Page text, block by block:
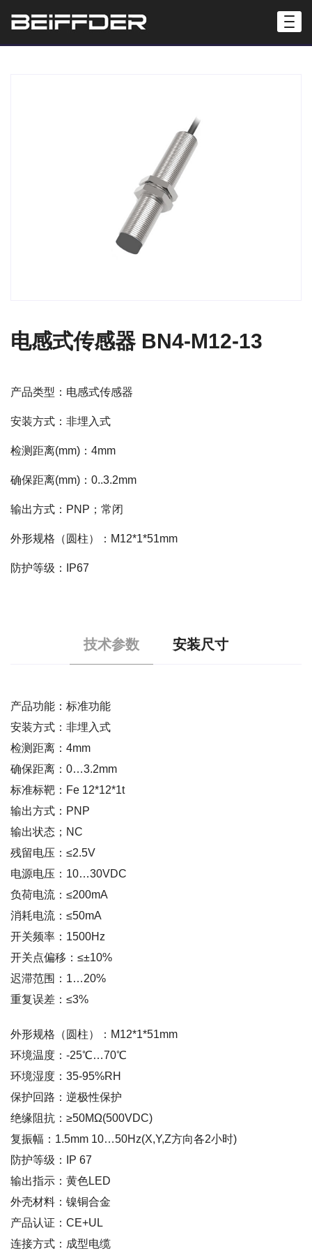
电感式传感器 BN4-M12-13
产品类型：电感式传感器
安装方式：非埋入式
检测距离(mm)：4mm
确保距离(mm)：0..3.2mm
输出方式：PNP；常闭
外形规格（圆柱）：M12*1*51mm
防护等级：IP67
技术参数 安装尺寸
产品功能：标准功能
安装方式：非埋入式
检测距离：4mm
确保距离：0…3.2mm
标准标靶：Fe 12*12*1t
输出方式：PNP
输出状态；NC
残留电压：≤2.5V
电源电压：10…30VDC
负荷电流：≤200mA
消耗电流：≤50mA
开关频率：1500Hz
开关点偏移：≤±10%
迟滞范围：1…20%
重复误差：≤3%
外形规格（圆柱）：M12*1*51mm
环境温度：-25℃…70℃
环境湿度：35-95%RH
保护回路：逆极性保护
绝缘阻抗：≥50MΩ(500VDC)
复振幅：1.5mm 10…50Hz(X,Y,Z方向各2小时)
防护等级：IP 67
输出指示：黄色LED
外壳材料：镍铜合金
产品认证：CE+UL
连接方式：成型电缆